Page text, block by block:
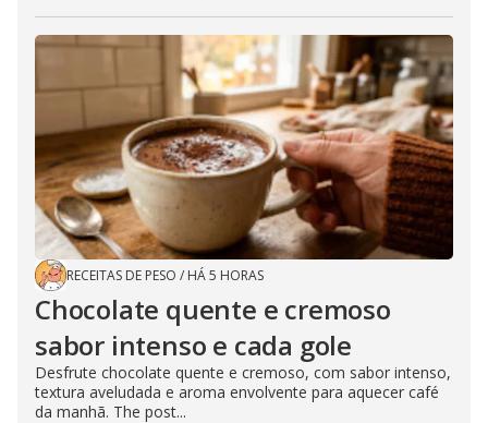
RECEITAS DE PESO / HÁ 5 HORAS
Chocolate quente e cremoso
sabor intenso e cada gole
Desfrute chocolate quente e cremoso, com sabor intenso,
textura aveludada e aroma envolvente para aquecer café
da manhã. The post...